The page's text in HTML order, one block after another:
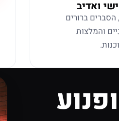
ואדיב
הסברים ברורים
והמלצות